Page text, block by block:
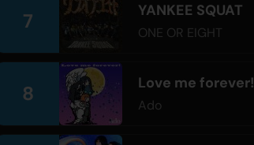
7 YANKEE SQUAT
ONE OR EIGHT
8 Love me forever!
Ado